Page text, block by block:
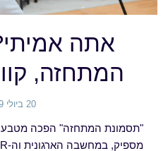
אתה
המתחזה,
20 ביולי 2019
"תסמונת המתחזה" הפכה מטבע